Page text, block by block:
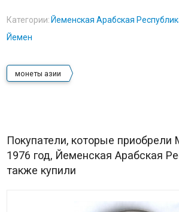
Категории: Йеменская Арабская
Йемен
монеты азии
Покупатели, которые приобрели
1976 год, Йеменская Арабская
также купили